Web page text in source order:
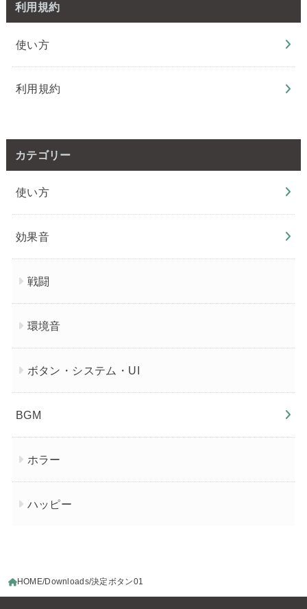
利用規約
使い方
利用規約
カテゴリー
使い方
効果音
戦闘
環境音
ボタン・システム・UI
BGM
ホラー
ハッピー
HOME Downloads 決定ボタン01